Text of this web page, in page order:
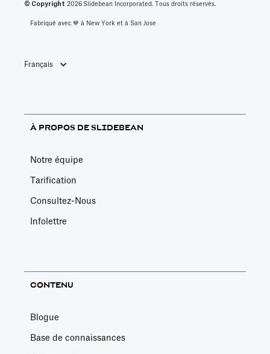
© Copyright 2026 Slidebean Incorporated. Tous droits réservés.
Fabriqué avec 💙️ à New York et à San Jose
Français
À PROPOS DE SLIDEBEAN
Notre équipe
Tarification
Consultez-Nous
Infolettre
CONTENU
Blogue
Base de connaissances